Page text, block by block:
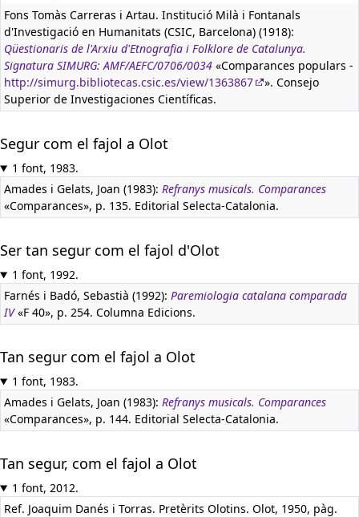
Fons Tomàs Carreras i Artau. Institució Milà i Fontanals
d'Investigació en Humanitats (CSIC, Barcelona) (1918):
Qüestionaris de l'Arxiu d'Etnografia i Folklore de Catalunya.
Signatura SIMURG: AMF/AEFC/0706/0034 «Comparances populars -
http://simurg.bibliotecas.csic.es/view/1363867
». Consejo
Superior de Investigaciones Científicas.
Segur com el fajol a Olot
1 font, 1983.
Amades i Gelats, Joan (1983): Refranys musicals. Comparances
«Comparances», p. 135. Editorial Selecta-Catalonia.
Ser tan segur com el fajol d'Olot
1 font, 1992.
Farnés i Badó, Sebastià (1992): Paremiologia catalana comparada
IV«F 40», p. 254. Columna Edicions.
Tan segur com el fajol a Olot
1 font, 1983.
Amades i Gelats, Joan (1983): Refranys musicals. Comparances
«Comparances», p. 144. Editorial Selecta-Catalonia.
Tan segur, com el fajol a Olot
1 font, 2012.
Ref. Joaquim Danés i Torras. Pretèrits Olotins. Olot, 1950, pàg.